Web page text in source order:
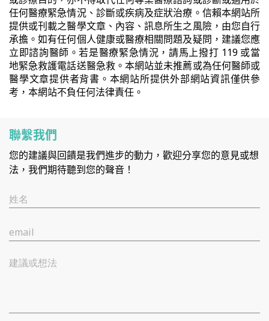
任何醫療緊急情況、診斷或疾病及症狀治療。信賴本網站所
提供或刊載之醫學文章、內容、訊息所生之風險，由您自行
承擔。如有任何個人健康或醫療相關問題及疑問，建議您應
立即諮詢醫師。若是醫療緊急情況，請馬上撥打 119 或當
地緊急救護電話送醫急救。本網站並未推薦或為任何醫師或
醫學文章提供者背書。本網站所提供外部網站資訊僅供參
考，本網站不負任何法律責任。
聯繫我們
您的建議與回饋是我們進步的動力，歡迎分享您的意見或想
法，我們期待聽到您的聲音！
姓名
email
建議或想法